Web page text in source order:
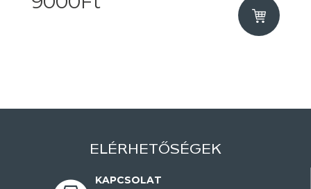
ELÉRHETŐSÉGEK
KAPCSOLAT